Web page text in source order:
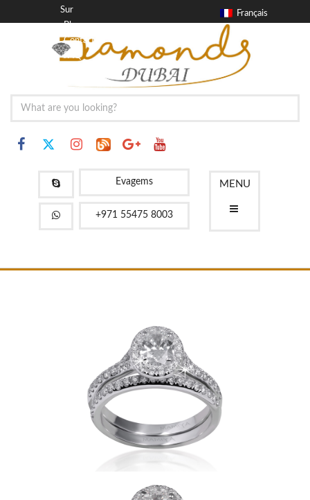
Français
Sur
Blog
Contact
FAQ
MENU
Evagems
+971 55475 8003